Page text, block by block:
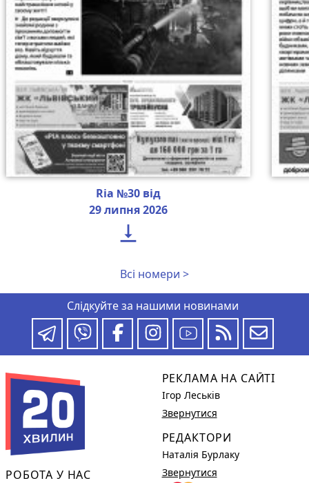
Ria №30 від
29 липня 2026

Всі номери >
Слідкуйте за нашими новинами
РОБОТА У НАС
РЕКЛАМА НА САЙТІ
Ігор Леськів
Звернутися
РЕДАКТОРИ
Наталія Бурлаку
Звернутися